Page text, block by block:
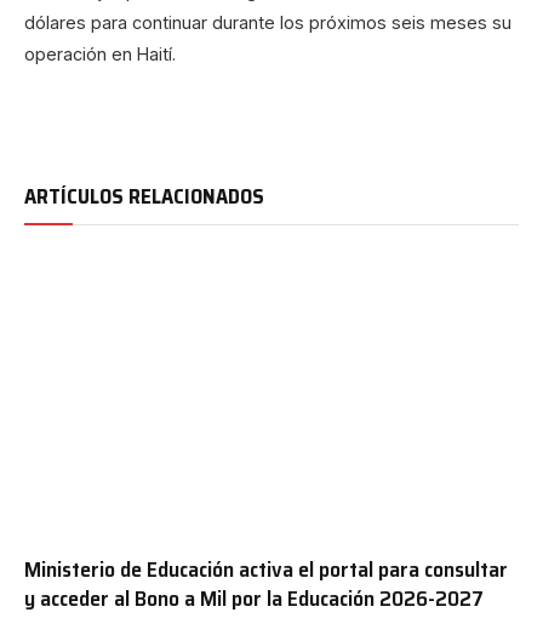
dólares para continuar durante los próximos seis meses su
operación en Haití.
ARTÍCULOS RELACIONADOS
Ministerio de Educación activa el portal para consultar
y acceder al Bono a Mil por la Educación 2026-2027